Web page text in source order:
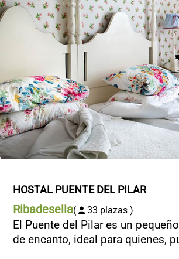
HOSTAL PUENTE DEL PILAR
Ribadesella( 33 plazas )
El Puente del Pilar es un
de encanto, ideal para quienes,